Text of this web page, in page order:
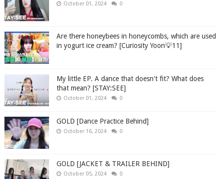
October 01, 2024 0
Are there honeybees in honeycombs, which are used
in yogurt ice cream? [Curiosity Yoon💡11]
My little EP. A dance that doesn't fit? What does
that mean? [STAY:SEE]
October 01, 2024 0
GOLD [Dance Practice Behind]
October 16, 2024 0
GOLD [JACKET & TRAILER BEHIND]
October 05, 2024 0